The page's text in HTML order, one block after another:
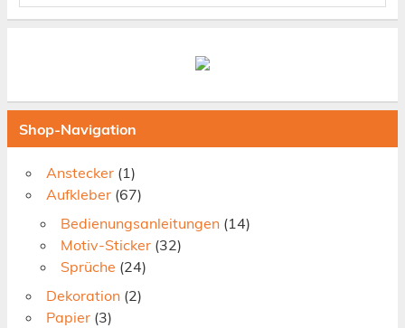
Shop-Navigation
Anstecker (1)
Aufkleber (67)
Bedienungsanleitungen (14)
Motiv-Sticker (32)
Sprüche (24)
Dekoration (2)
Papier (3)